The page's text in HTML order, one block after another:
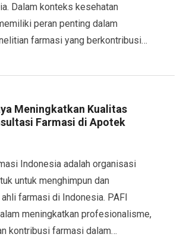
Dalam konteks kesehatan
peran penting dalam
farmasi yang berkontribusi…
Meningkatkan Kualitas
Farmasi di Apotek
Indonesia adalah organisasi
untuk menghimpun dan
farmasi di Indonesia. PAFI
meningkatkan profesionalisme,
kontribusi farmasi dalam…